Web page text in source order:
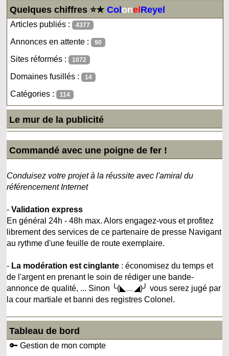
Quelques chiffres ⭐★ColonelReyel
Articles publiés : 4377
Annonces en attente : 90
Sites réformés : 1072
Domaines fusillés : 14
Catégories : 114
Le mur de la publicité
Commandé avec une poigne de fer !
Conduisez votre projet à la réussite avec l'amiral du
référencement Internet
-Validation express
En général 24h - 48h max. Alors engagez-vous et profitez
librement des services de ce partenaire de presse Navigant
au rythme d'une feuille de route exemplaire.
- La modération est cinglante : économisez du temps et
de l'argent en prenant le soin de rédiger une bande-
annonce de qualité, ... Sinon ╰(◣﹏◢)╯ vous serez jugé par
la cour martiale et banni des registres Colonel.
Tableau de bord
🔑 Gestion de mon compte